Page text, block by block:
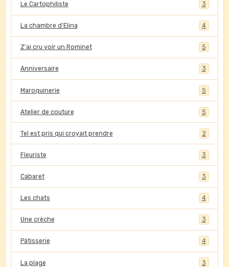
Le Cartophiliste 3
La chambre d'Elina 4
Z'ai cru voir un Rominet 5
Anniversaire 3
Maroquinerie 5
Atelier de couture 5
Tel est pris qui croyait prendre 2
Fleuriste 3
Cabaret 3
Les chats 4
Une crèche 3
Pâtisserie 4
La plage 3